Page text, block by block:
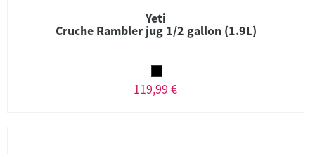
Yeti
Cruche Rambler jug 1/2 gallon (1.9L)
119,99 €